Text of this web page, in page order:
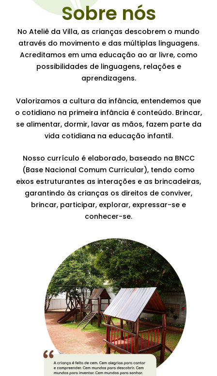
Sobre nós
No Ateliê da Villa, as crianças descobrem o mundo
através do movimento e das múltiplas linguagens.
Acreditamos em uma educação ao ar livre, como
possibilidades de linguagens, relações e
aprendizagens.
Valorizamos a cultura da infância, entendemos que
o cotidiano na primeira infância é conteúdo. Brincar,
se alimentar, dormir, lavar as mãos, fazem parte da
vida cotidiana na educação infantil.
Nosso currículo é elaborado, baseado na BNCC
(Base Nacional Comum Curricular), tendo como
eixos estruturantes as interações e as brincadeiras,
garantindo às crianças os direitos de conviver,
brincar, participar, explorar, expressar-se e
conhecer-se.